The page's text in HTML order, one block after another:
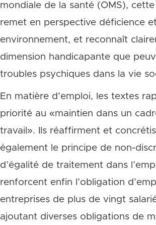
mondiale de la santé (OMS),
remet en perspective déficience
environnement, et reconnaît
dimension handicapante que
troubles psychiques dans la vie
En matière d’emploi, les textes
priorité au «maintien dans un
travail». Ils réaffirment et
également le principe de non-
d’égalité de traitement dans
renforcent enfin l’obligation
entreprises de plus de vingt
ajoutant diverses obligations de